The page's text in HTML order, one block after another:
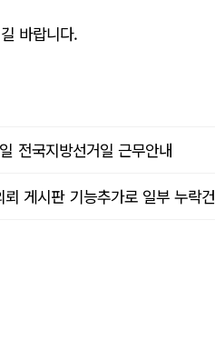
바랍니다.
전국지방선거일 근무안내
뢰 게시판 기능추가로 일부 누락건